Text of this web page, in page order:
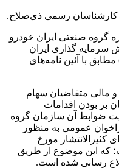
گروه صنعتی ایران خودرو
گذاری ایران
با آئین نامه‌های
و مالی متقاضیان سهام
بر بودن اقدامات
ضوابط آن سازمان گروه
عمومی به منظور
کثیرالانتشار مورخ
۱۰/۱۱ کرده است؛ که این موضوع از طریق
رسانی شده است.